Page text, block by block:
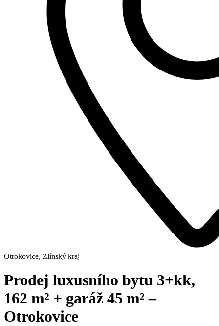
Otrokovice, Zlínský kraj
Prodej luxusního bytu 3+kk,
162 m² + garáž 45 m² –
Otrokovice